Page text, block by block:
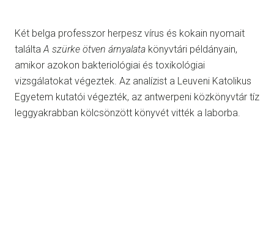
Két belga professzor herpesz vírus és kokain nyomait
találtaA szürke ötven árnyalata könyvtári példányain,
amikor azokon bakteriológiai és toxikológiai
vizsgálatokat végeztek. Az analízist a Leuveni Katolikus
Egyetem kutatói végezték, az antwerpeni közkönyvtár tíz
leggyakrabban kölcsönzött könyvét vitték a laborba.